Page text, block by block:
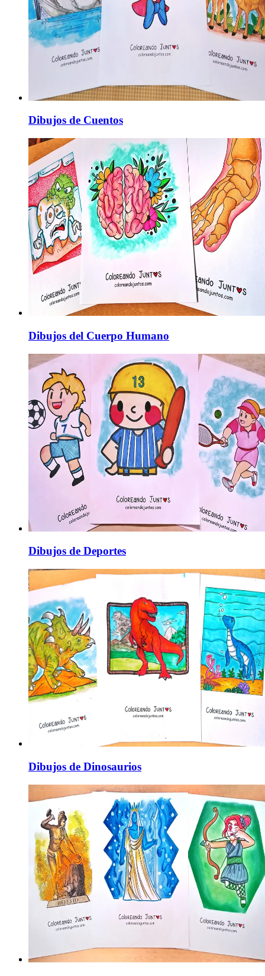
Dibujos de Cuentos
Dibujos del Cuerpo Humano
Dibujos de Deportes
Dibujos de Dinosaurios